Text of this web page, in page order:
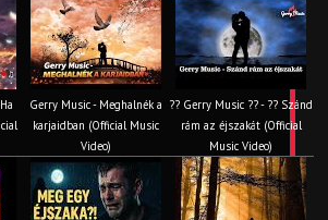
Gerry Music - Meghalnék a
karjaidban (Official Music
Video)
?? Gerry Music ?? - ?? Szánd
rám az éjszakát (Official
Music Video)